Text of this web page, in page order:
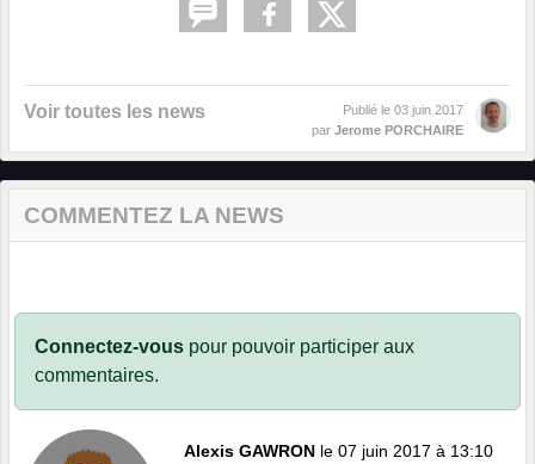
Voir toutes les news Publié le 03 juin 2017
par Jerome PORCHAIRE
COMMENTEZ LA NEWS
Connectez-vous pour pouvoir participer aux
commentaires.
Alexis GAWRON le 07 juin 2017 à 13:10